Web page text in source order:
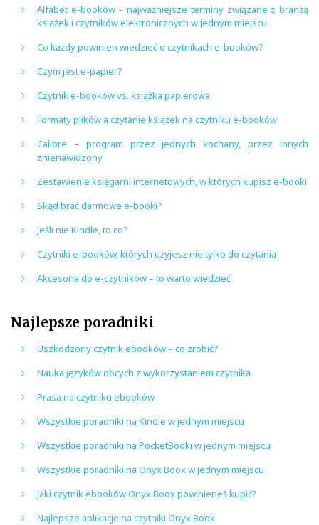
Alfabet e-booków – najważniejsze terminy związane z branżą
książek i czytników elektronicznych w jednym miejscu
Co każdy powinien wiedzieć o czytnikach e-booków?
Czym jest e-papier?
Czytnik e-booków vs. książka papierowa
Formaty plików a czytanie książek na czytniku e-booków
Calibre – program przez jednych kochany, przez innych
znienawidzony
Zestawienie księgarni internetowych, w których kupisz e-booki
Skąd brać darmowe e-booki?
Jeśli nie Kindle, to co?
Czytniki e-booków, których użyjesz nie tylko do czytania
Akcesoria do e-czytników – to warto wiedzieć
Najlepsze poradniki
Uszkodzony czytnik ebooków – co zrobić?
Nauka języków obcych z wykorzystaniem czytnika
Prasa na czytniku ebooków
Wszystkie poradniki na Kindle w jednym miejscu
Wszystkie poradniki na PocketBooki w jednym miejscu
Wszystkie poradniki na Onyx Boox w jednym miejscu
Jaki czytnik ebooków Onyx Boox powinieneś kupić?
Najlepsze aplikacje na czytniki Onyx Boox